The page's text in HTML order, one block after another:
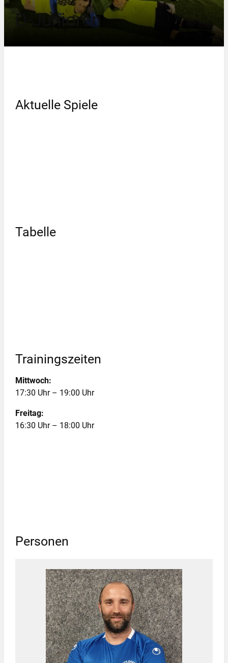
D-Junioren
Aktuelle Spiele
Tabelle
Trainingszeiten
Mittwoch:
17:30 Uhr – 19:00 Uhr
Freitag:
16:30 Uhr – 18:00 Uhr
Personen